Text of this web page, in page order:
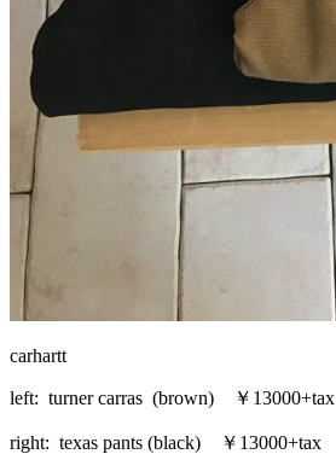
carhartt
left: turner carras (brown) ￥13000+tax
right: texas pants (black) ￥13000+tax